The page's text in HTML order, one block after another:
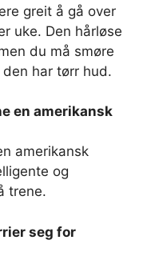
greit å gå over
uke. Den hårløse
du må smøre
har tørr hud.
en amerikansk
amerikansk
og
trene.
seg for